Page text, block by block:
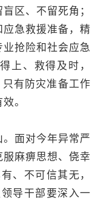
区、不留死角；
急救援准备，精
抢险和社会应急
上、救得及时，
有防灾准备工作
。
面对今年异常严
麻痹思想、侥幸
、不可信其无，
导干部要深入一